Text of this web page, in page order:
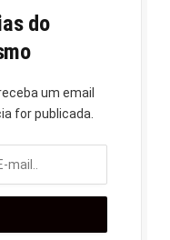
do
um email
for publicada.